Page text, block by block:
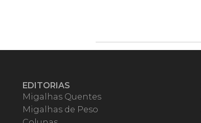
EDITORIAS
Migalhas Quentes
Migalhas de Peso